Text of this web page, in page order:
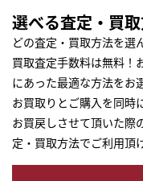
選べる査定・買
どの査定・買取方法を選
買取査定手数料は無料！
にあった最適な方法をお
お買取りとご購入を同時
お買戻しさせて頂いた際
定・買取方法でご利用頂